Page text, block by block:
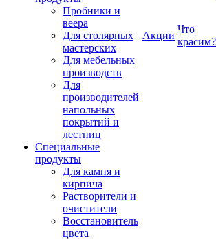
Пробники и
веера
Для столярных
мастерских
Для мебельных
производств
Для
производителей
напольных
покрытий и
лестниц
Специальные
продукты
Для камня и
кирпича
Растворители и
очистители
Восстановитель
цвета
Акции
Что
красим?